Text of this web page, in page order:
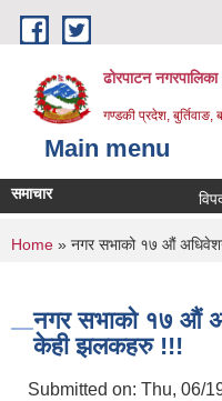
Skip to main content
ढोरपाटन नगरपालिका
गण्डकी प्रदेश, बुर्तिवाङ,
Main menu
समाचार
You are here
Home » नगर सभाको १७ ‌औं
नगर सभाको १७ ‌औं
केही झलकहरु !!!
Submitted on: Thu, 06/